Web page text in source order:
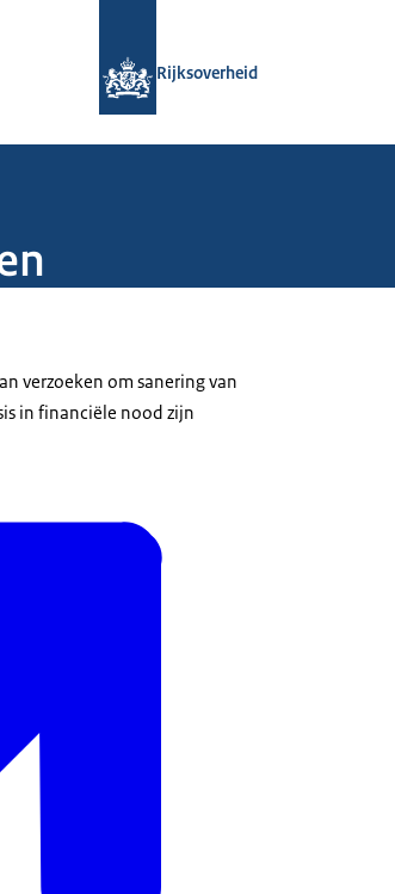
Rijksoverheid
verzoeken om sanering van
in financiële nood zijn